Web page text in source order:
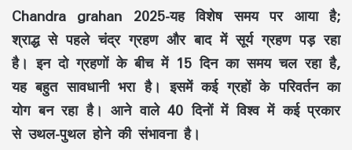
Chandra grahan 2025-यह विशेष समय पर आया है;
श्राद्ध से पहले चंद्र ग्रहण और बाद में सूर्य ग्रहण पड़ रहा
है। इन दो ग्रहणों के बीच में 15 दिन का समय चल रहा है,
यह बहुत सावधानी भरा है। इसमें कई ग्रहों के परिवर्तन का
योग बन रहा है। आने वाले 40 दिनों में विश्‍व में कई प्रकार
से उथल-पुथल होने की संभावना है।